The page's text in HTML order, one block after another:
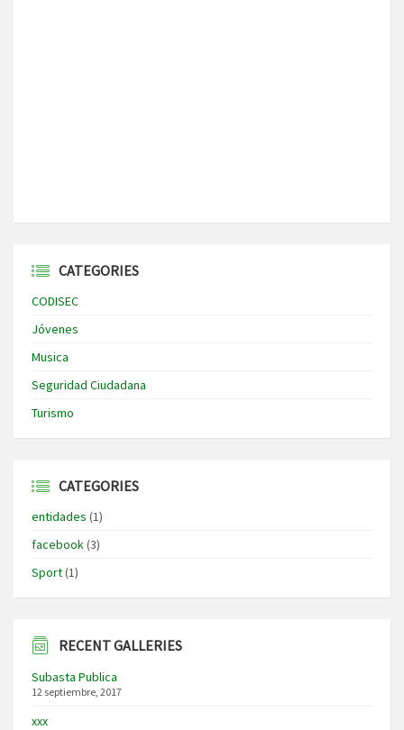
CATEGORIES
CODISEC
Jóvenes
Musica
Seguridad Ciudadana
Turismo
CATEGORIES
entidades (1)
facebook(3)
Sport(1)
RECENT GALLERIES
Subasta Publica
12 septiembre, 2017
xxx